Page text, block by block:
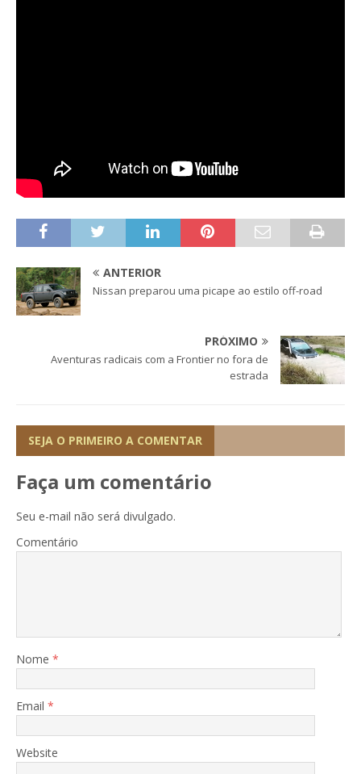
ANTERIOR
Nissan preparou uma picape ao estilo off-road
PRÓXIMO
Aventuras radicais com a Frontier no fora de
estrada
SEJA O PRIMEIRO A COMENTAR
Faça um comentário
Seu e-mail não será divulgado.
Comentário
Nome *
Email *
Website